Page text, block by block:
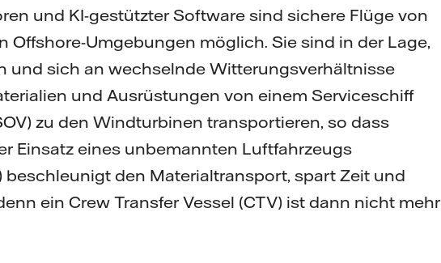
und KI-gestützter Software sind sichere Flüge von
Offshore-Umgebungen möglich. Sie sind in der Lage,
und sich an wechselnde Witterungsverhältnisse
und Ausrüstungen von einem Serviceschiff
zu den Windturbinen transportieren, so dass
Einsatz eines unbemannten Luftfahrzeugs
beschleunigt den Materialtransport, spart Zeit und
ein Crew Transfer Vessel (CTV) ist dann nicht mehr